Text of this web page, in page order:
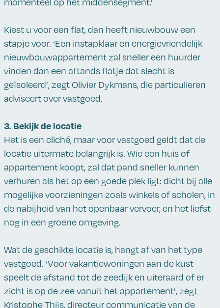
Kiest u voor een flat, dan heeft nieuwbouw een
stapje voor. ‘Een instapklaar en energievriendelijk
nieuwbouwappartement zal sneller een huurder
vinden dan een aftands flatje dat slecht is
geïsoleerd’, zegt Olivier Dykmans, die particulieren
adviseert over vastgoed.
3. Bekijk de locatie
Het is een cliché, maar voor vastgoed geldt dat de
locatie uitermate belangrijk is. Wie een huis of
appartement koopt, zal dat pand sneller kunnen
verhuren als het op een goede plek ligt: dicht bij alle
mogelijke voorzieningen zoals winkels of scholen, in
de nabijheid van het openbaar vervoer, en het liefst
nog in een groene omgeving.
Wat de geschikte locatie is, hangt af van het type
vastgoed. ‘Voor vakantiewoningen aan de kust
speelt de afstand tot de zeedijk en uiteraard of er
zicht is op de zee vanuit het appartement’, zegt
Kristophe Thijs, directeur communicatie van de